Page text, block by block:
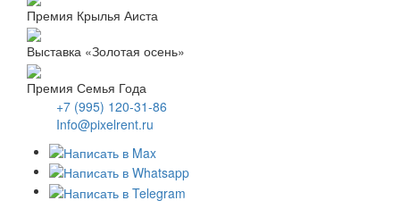
Премия Крылья Аиста
Выставка «Золотая осень»
Премия Семья Года
+7 (995) 120-31-86
Info@pixelrent.ru